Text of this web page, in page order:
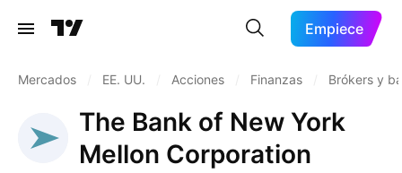
Empiece
Mercados EE. UU. Acciones Finanzas Brókers y
The Bank of New York
Mellon Corporation